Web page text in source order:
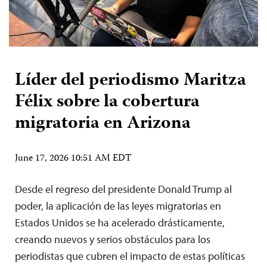
Líder del periodismo Maritza
Félix sobre la cobertura
migratoria en Arizona
June 17, 2026 10:51 AM EDT
Desde el regreso del presidente Donald Trump al
poder, la aplicación de las leyes migratorias en
Estados Unidos se ha acelerado drásticamente,
creando nuevos y serios obstáculos para los
periodistas que cubren el impacto de estas políticas